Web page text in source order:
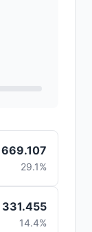
669.107
29.1%
331.455
14.4%